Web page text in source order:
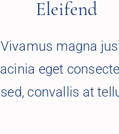
Eleifend
Vivamus magna
lacinia eget
sed, convallis at